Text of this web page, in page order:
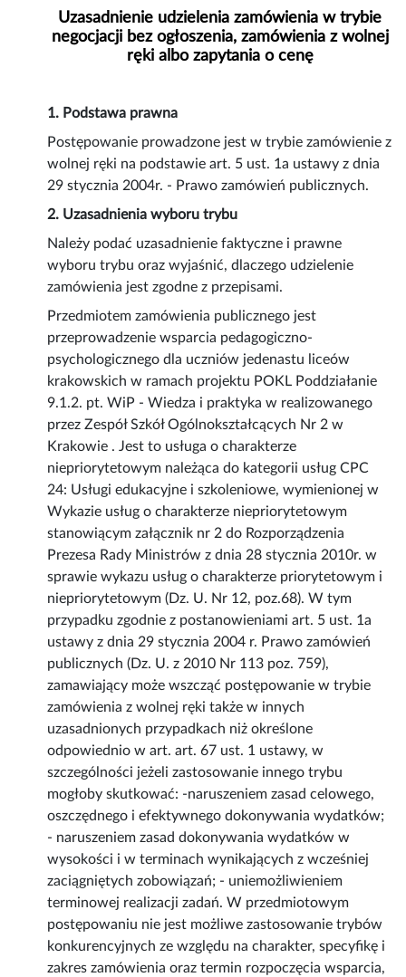
Uzasadnienie udzielenia zamówienia w trybie
negocjacji bez ogłoszenia, zamówienia z wolnej
ręki albo zapytania o cenę
1. Podstawa prawna
Postępowanie prowadzone jest w trybie zamówienie z
wolnej ręki na podstawie art. 5 ust. 1a ustawy z dnia
29 stycznia 2004r. - Prawo zamówień publicznych.
2. Uzasadnienia wyboru trybu
Należy podać uzasadnienie faktyczne i prawne
wyboru trybu oraz wyjaśnić, dlaczego udzielenie
zamówienia jest zgodne z przepisami.
Przedmiotem zamówienia publicznego jest
przeprowadzenie wsparcia pedagogiczno-
psychologicznego dla uczniów jedenastu liceów
krakowskich w ramach projektu POKL Poddziałanie
9.1.2. pt. WiP - Wiedza i praktyka w realizowanego
przez Zespół Szkół Ogólnokształcących Nr 2 w
Krakowie . Jest to usługa o charakterze
niepriorytetowym należąca do kategorii usług CPC
24: Usługi edukacyjne i szkoleniowe, wymienionej w
Wykazie usług o charakterze niepriorytetowym
stanowiącym załącznik nr 2 do Rozporządzenia
Prezesa Rady Ministrów z dnia 28 stycznia 2010r. w
sprawie wykazu usług o charakterze priorytetowym i
niepriorytetowym (Dz. U. Nr 12, poz.68). W tym
przypadku zgodnie z postanowieniami art. 5 ust. 1a
ustawy z dnia 29 stycznia 2004 r. Prawo zamówień
publicznych (Dz. U. z 2010 Nr 113 poz. 759),
zamawiający może wszcząć postępowanie w trybie
zamówienia z wolnej ręki także w innych
uzasadnionych przypadkach niż określone
odpowiednio w art. art. 67 ust. 1 ustawy, w
szczególności jeżeli zastosowanie innego trybu
mogłoby skutkować: -naruszeniem zasad celowego,
oszczędnego i efektywnego dokonywania wydatków;
- naruszeniem zasad dokonywania wydatków w
wysokości i w terminach wynikających z wcześniej
zaciągniętych zobowiązań; - uniemożliwieniem
terminowej realizacji zadań. W przedmiotowym
postępowaniu nie jest możliwe zastosowanie trybów
konkurencyjnych ze względu na charakter, specyfikę i
zakres zamówienia oraz termin rozpoczęcia wsparcia,